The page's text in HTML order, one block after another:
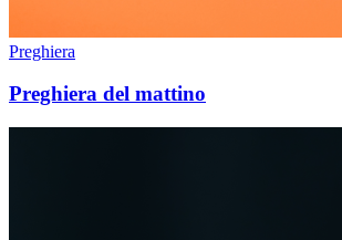
Preghiera
Preghiera del mattino